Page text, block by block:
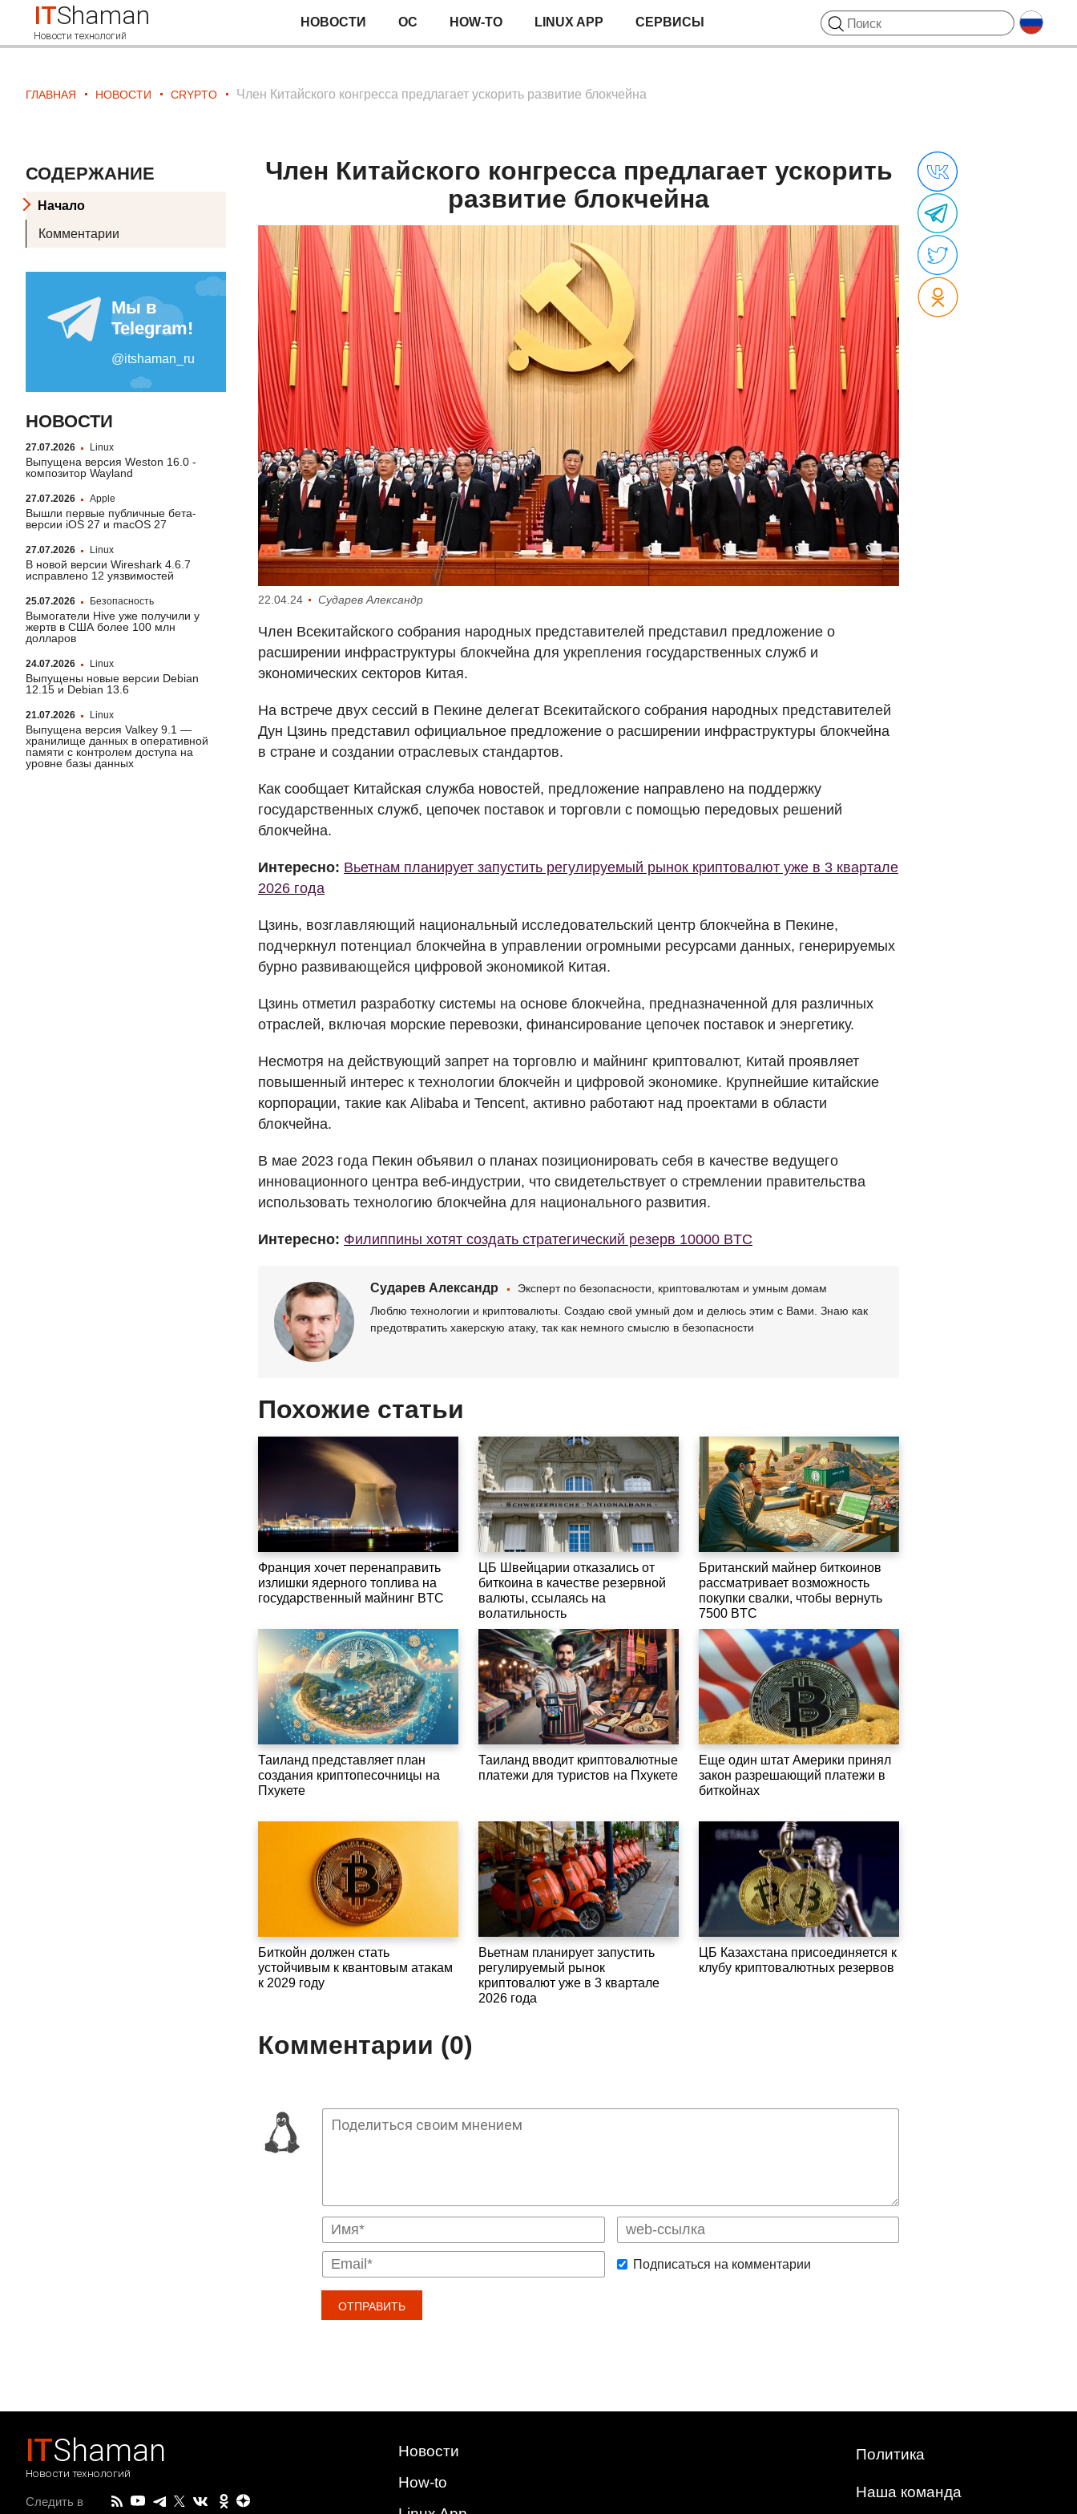
ITShaman
Новости технологий
НОВОСТИ ОС HOW-TO LINUX APP СЕРВИСЫ
ГЛАВНАЯ НОВОСТИ CRYPTO Член Китайского конгресса предлагает ускорить развитие блокчейна
СОДЕРЖАНИЕ
Начало
Комментарии
НОВОСТИ
27.07.2026 Linux
Выпущена версия Weston 16.0 -
композитор Wayland
27.07.2026 Apple
Вышли первые публичные бета-
версии iOS 27 и macOS 27
27.07.2026 Linux
В новой версии Wireshark 4.6.7
исправлено 12 уязвимостей
25.07.2026 Безопасность
Вымогатели Hive уже получили у
жертв в США более 100 млн
долларов
24.07.2026 Linux
Выпущены новые версии Debian
12.15 и Debian 13.6
21.07.2026 Linux
Выпущена версия Valkey 9.1 —
хранилище данных в оперативной
памяти с контролем доступа на
уровне базы данных
Член Китайского конгресса предлагает ускорить
развитие блокчейна
22.04.24 Сударев Александр
Член Всекитайского собрания народных представителей представил предложение о
расширении инфраструктуры блокчейна для укрепления государственных служб и
экономических секторов Китая.
На встрече двух сессий в Пекине делегат Всекитайского собрания народных представителей
Дун Цзинь представил официальное предложение о расширении инфраструктуры блокчейна
в стране и создании отраслевых стандартов.
Как сообщает Китайская служба новостей, предложение направлено на поддержку
государственных служб, цепочек поставок и торговли с помощью передовых решений
блокчейна.
Интересно: Вьетнам планирует запустить регулируемый рынок криптовалют уже в 3 квартале
2026 года
Цзинь, возглавляющий национальный исследовательский центр блокчейна в Пекине,
подчеркнул потенциал блокчейна в управлении огромными ресурсами данных, генерируемых
бурно развивающейся цифровой экономикой Китая.
Цзинь отметил разработку системы на основе блокчейна, предназначенной для различных
отраслей, включая морские перевозки, финансирование цепочек поставок и энергетику.
Несмотря на действующий запрет на торговлю и майнинг криптовалют, Китай проявляет
повышенный интерес к технологии блокчейн и цифровой экономике. Крупнейшие китайские
корпорации, такие как Alibaba и Tencent, активно работают над проектами в области
блокчейна.
В мае 2023 года Пекин объявил о планах позиционировать себя в качестве ведущего
инновационного центра веб-индустрии, что свидетельствует о стремлении правительства
использовать технологию блокчейна для национального развития.
Интересно: Филиппины хотят создать стратегический резерв 10000 BTC
Сударев Александр
Эксперт по безопасности, криптовалютам и умным домам
Люблю технологии и криптовалюты. Создаю свой умный дом и делюсь этим с Вами. Знаю как
предотвратить хакерскую атаку, так как немного смыслю в безопасности
Похожие статьи
Франция хочет перенаправить
излишки ядерного топлива на
государственный майнинг BTC
ЦБ Швейцарии отказались от
биткоина в качестве резервной
валюты, ссылаясь на
волатильность
Британский майнер биткоинов
рассматривает возможность
покупки свалки, чтобы вернуть
7500 BTC
Таиланд представляет план
создания криптопесочницы на
Пхукете
Таиланд вводит криптовалютные
платежи для туристов на Пхукете
Еще один штат Америки принял
закон разрешающий платежи в
биткойнах
Биткойн должен стать
устойчивым к квантовым атакам
к 2029 году
Вьетнам планирует запустить
регулируемый рынок
криптовалют уже в 3 квартале
2026 года
ЦБ Казахстана присоединяется к
клубу криптовалютных резервов
Комментарии (0)
Подписаться на комментарии
ITShaman
Новости технологий
Следить в
Новости
How-to
Политика
Наша команда